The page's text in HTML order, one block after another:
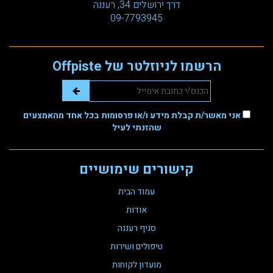
קישורים שימושיים
עמוד הבית
אודות
סניף רעננה
טיפולים ושירות
מועדון לקוחות
הרשמו לניוזלטר של Offpiste
אני מאשר/ת קבלת מידע ו/או פרסומות בכל אחד מהאמצעים
שהזנתי לעיל
דרך ירושלים 34, רעננה
09-7793945